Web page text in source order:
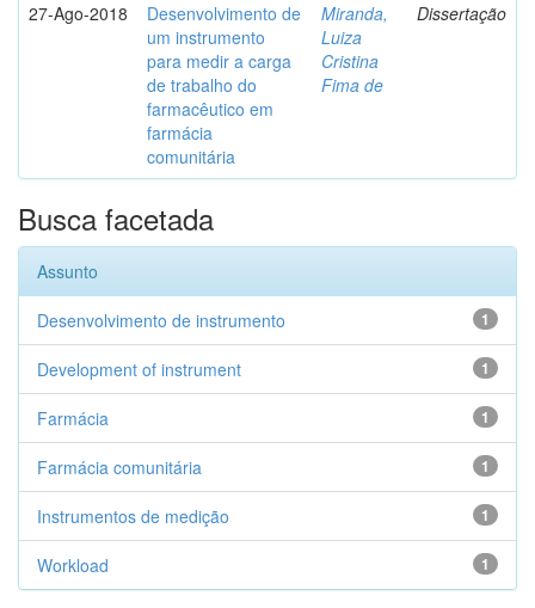
27-Ago-2018
Desenvolvimento de
um instrumento
para medir a carga
de trabalho do
farmacêutico em
farmácia
comunitária
Miranda,
Luiza
Cristina
Fima de
Dissertação
Busca facetada
Assunto
1
Desenvolvimento de instrumento
1
Development of instrument
1
Farmácia
1
Farmácia comunitária
1
Instrumentos de medição
1
Workload